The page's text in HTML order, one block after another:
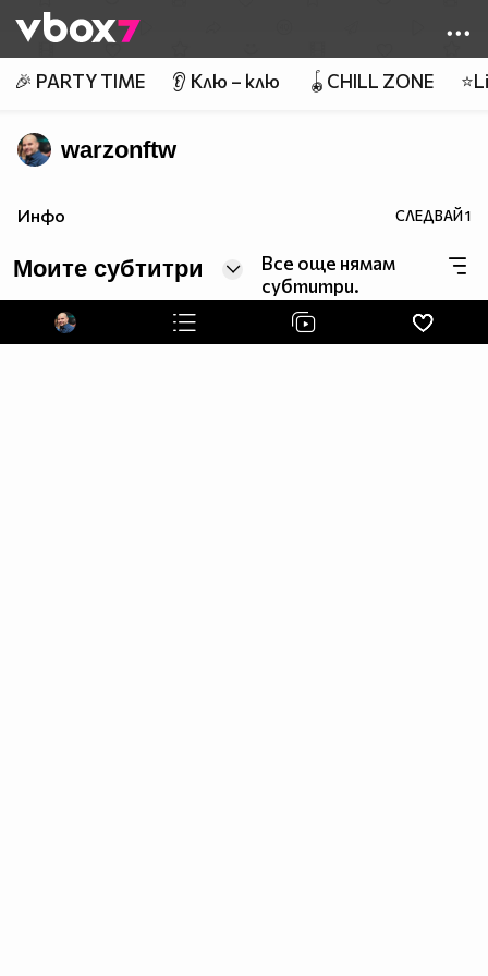
👾
🎉 PARTY TIME 👂 Клю – клю 🪀CHILL ZONE
warzonftw
Инфо СЛЕДВАЙ1
Моите субтитри
Все още нямам
субтитри.